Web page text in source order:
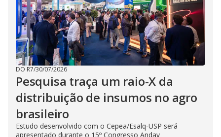
DO R7/30/07/2026
Pesquisa traça um raio-X da
distribuição de insumos no agro
brasileiro
Estudo desenvolvido com o Cepea/Esalq-USP será
apresentado durante o 15º Congresso Andav